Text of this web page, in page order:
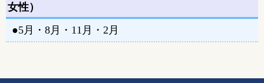
女性）
●5月・8月・11月・2月